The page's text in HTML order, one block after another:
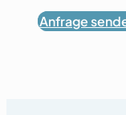
Anfrage